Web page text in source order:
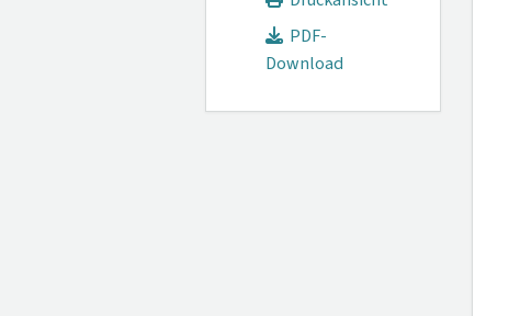
PDF-
Download